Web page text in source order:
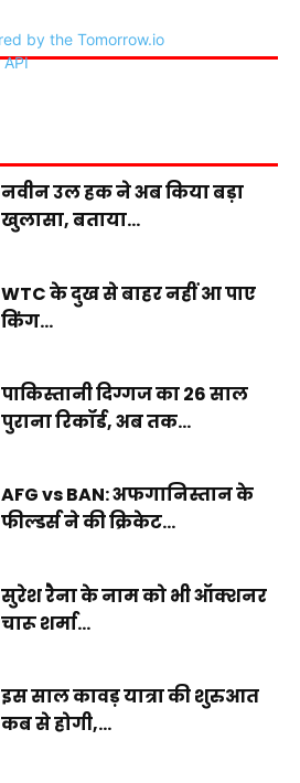
नवीन उल हक ने अब किया बड़ा
खुलासा, बताया...
WTC के दुख से बाहर नहीं आ पाए
किंग...
पाकिस्तानी दिग्गज का 26 साल
पुराना रिकॉर्ड, अब तक...
AFG vs BAN: अफगानिस्तान के
फील्डर्स ने की क्रिकेट...
सुरेश रैना के नाम को भी ऑक्शनर
चारू शर्मा...
इस साल कावड़ यात्रा की शुरुआत
कब से होगी,...